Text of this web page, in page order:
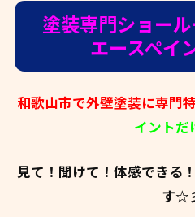
塗装専門ショー
エースペイ
和歌山市で外壁塗装に専門
イントだ
見て！聞けて！体感できる
す☆